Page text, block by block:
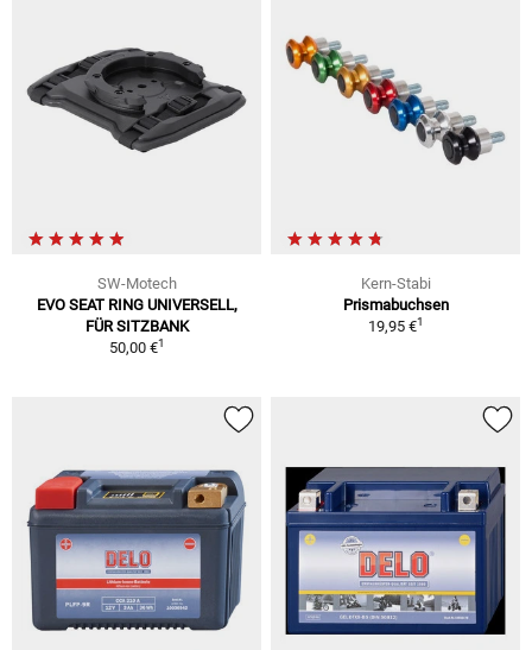
SW-Motech
EVO SEAT RING UNIVERSELL,
FÜR SITZBANK
50,00 €1
Kern-Stabi
Prismabuchsen
19,95 €1